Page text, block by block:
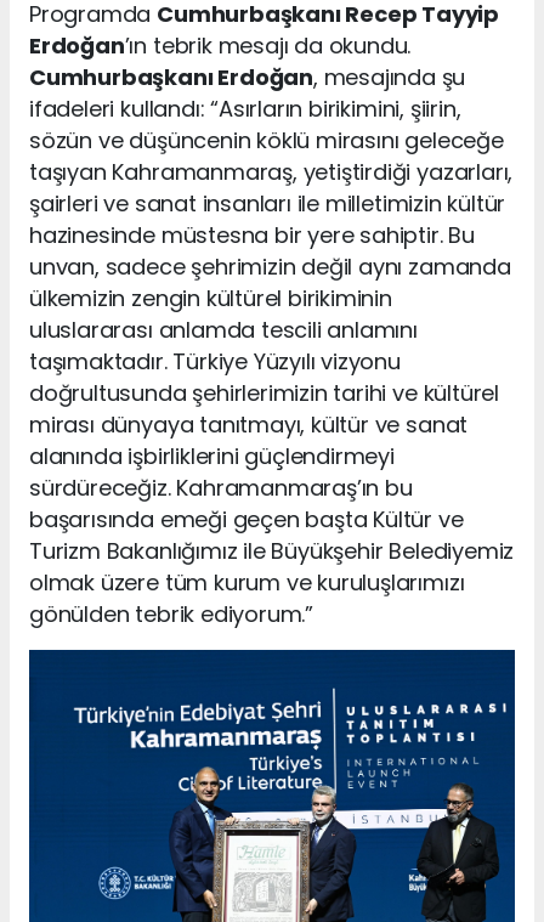
Programda Cumhurbaşkanı Recep Tayyip
Erdoğan’ın tebrik mesajı da okundu.
Cumhurbaşkanı Erdoğan, mesajında şu
ifadeleri kullandı: “Asırların birikimini, şiirin,
sözün ve düşüncenin köklü mirasını geleceğe
taşıyan Kahramanmaraş, yetiştirdiği yazarları,
şairleri ve sanat insanları ile milletimizin kültür
hazinesinde müstesna bir yere sahiptir. Bu
unvan, sadece şehrimizin değil aynı zamanda
ülkemizin zengin kültürel birikiminin
uluslararası anlamda tescili anlamını
taşımaktadır. Türkiye Yüzyılı vizyonu
doğrultusunda şehirlerimizin tarihi ve kültürel
mirası dünyaya tanıtmayı, kültür ve sanat
alanında işbirliklerini güçlendirmeyi
sürdüreceğiz. Kahramanmaraş’ın bu
başarısında emeği geçen başta Kültür ve
Turizm Bakanlığımız ile Büyükşehir Belediyemiz
olmak üzere tüm kurum ve kuruluşlarımızı
gönülden tebrik ediyorum.”